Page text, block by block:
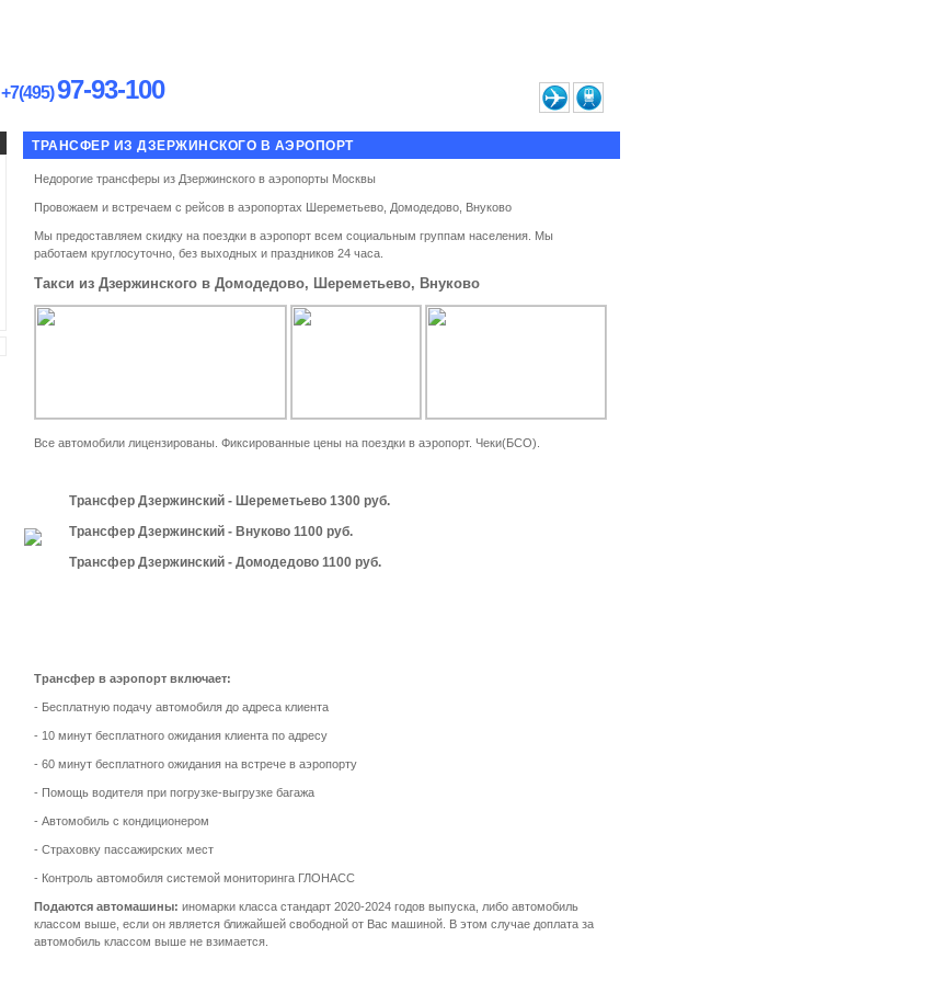
+7(495)97-93-100
ТРАНСФЕР ИЗ ДЗЕРЖИНСКОГО В АЭРОПОРТ
Недорогие трансферы из Дзержинского в аэропорты Москвы
Провожаем и встречаем с рейсов в аэропортах Шереметьево, Домодедово, Внуково
Мы предоставляем скидку на поездки в аэропорт всем социальным группам населения. Мы
работаем круглосуточно, без выходных и праздников 24 часа.
Такси из Дзержинского в Домодедово, Шереметьево, Внуково
Все автомобили лицензированы. Фиксированные цены на поездки в аэропорт. Чеки(БСО).
Трансфер Дзержинский - Шереметьево 1300 руб.
Трансфер Дзержинский - Внуково 1100 руб.
Трансфер Дзержинский - Домодедово 1100 руб.
Трансфер в аэропорт включает:
- Бесплатную подачу автомобиля до адреса клиента
- 10 минут бесплатного ожидания клиента по адресу
- 60 минут бесплатного ожидания на встрече в аэропорту
- Помощь водителя при погрузке-выгрузке багажа
- Автомобиль с кондиционером
- Страховку пассажирских мест
- Контроль автомобиля системой мониторинга ГЛОНАСС
Подаются автомашины: иномарки класса стандарт 2020-2024 годов выпуска, либо автомобиль
классом выше, если он является ближайшей свободной от Вас машиной. В этом случае доплата за
автомобиль классом выше не взимается.